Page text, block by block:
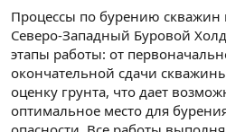
Процессы по бурению скважин
Северо-Западный Буровой
этапы работы: от
окончательной сдачи
оценку грунта, что дает
оптимальное место для